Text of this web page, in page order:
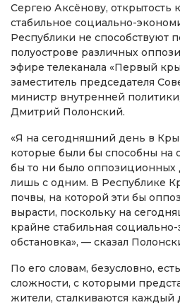
Сергею Аксёнову, открытость
стабильное социально-
Республики не способствуют
полуострове различных
эфире телеканала «Первый
заместитель председателя
министр внутренней
Дмитрий Полонский.
«Я на сегодняшний день в
которые были бы способны на
бы то ни было оппозиционных
лишь с одним. В Республике
почвы, на которой эти бы
вырасти, поскольку на
крайне стабильная
обстановка», — сказал
По его словам, безусловно,
сложности, с которыми
жители, сталкиваются каждый